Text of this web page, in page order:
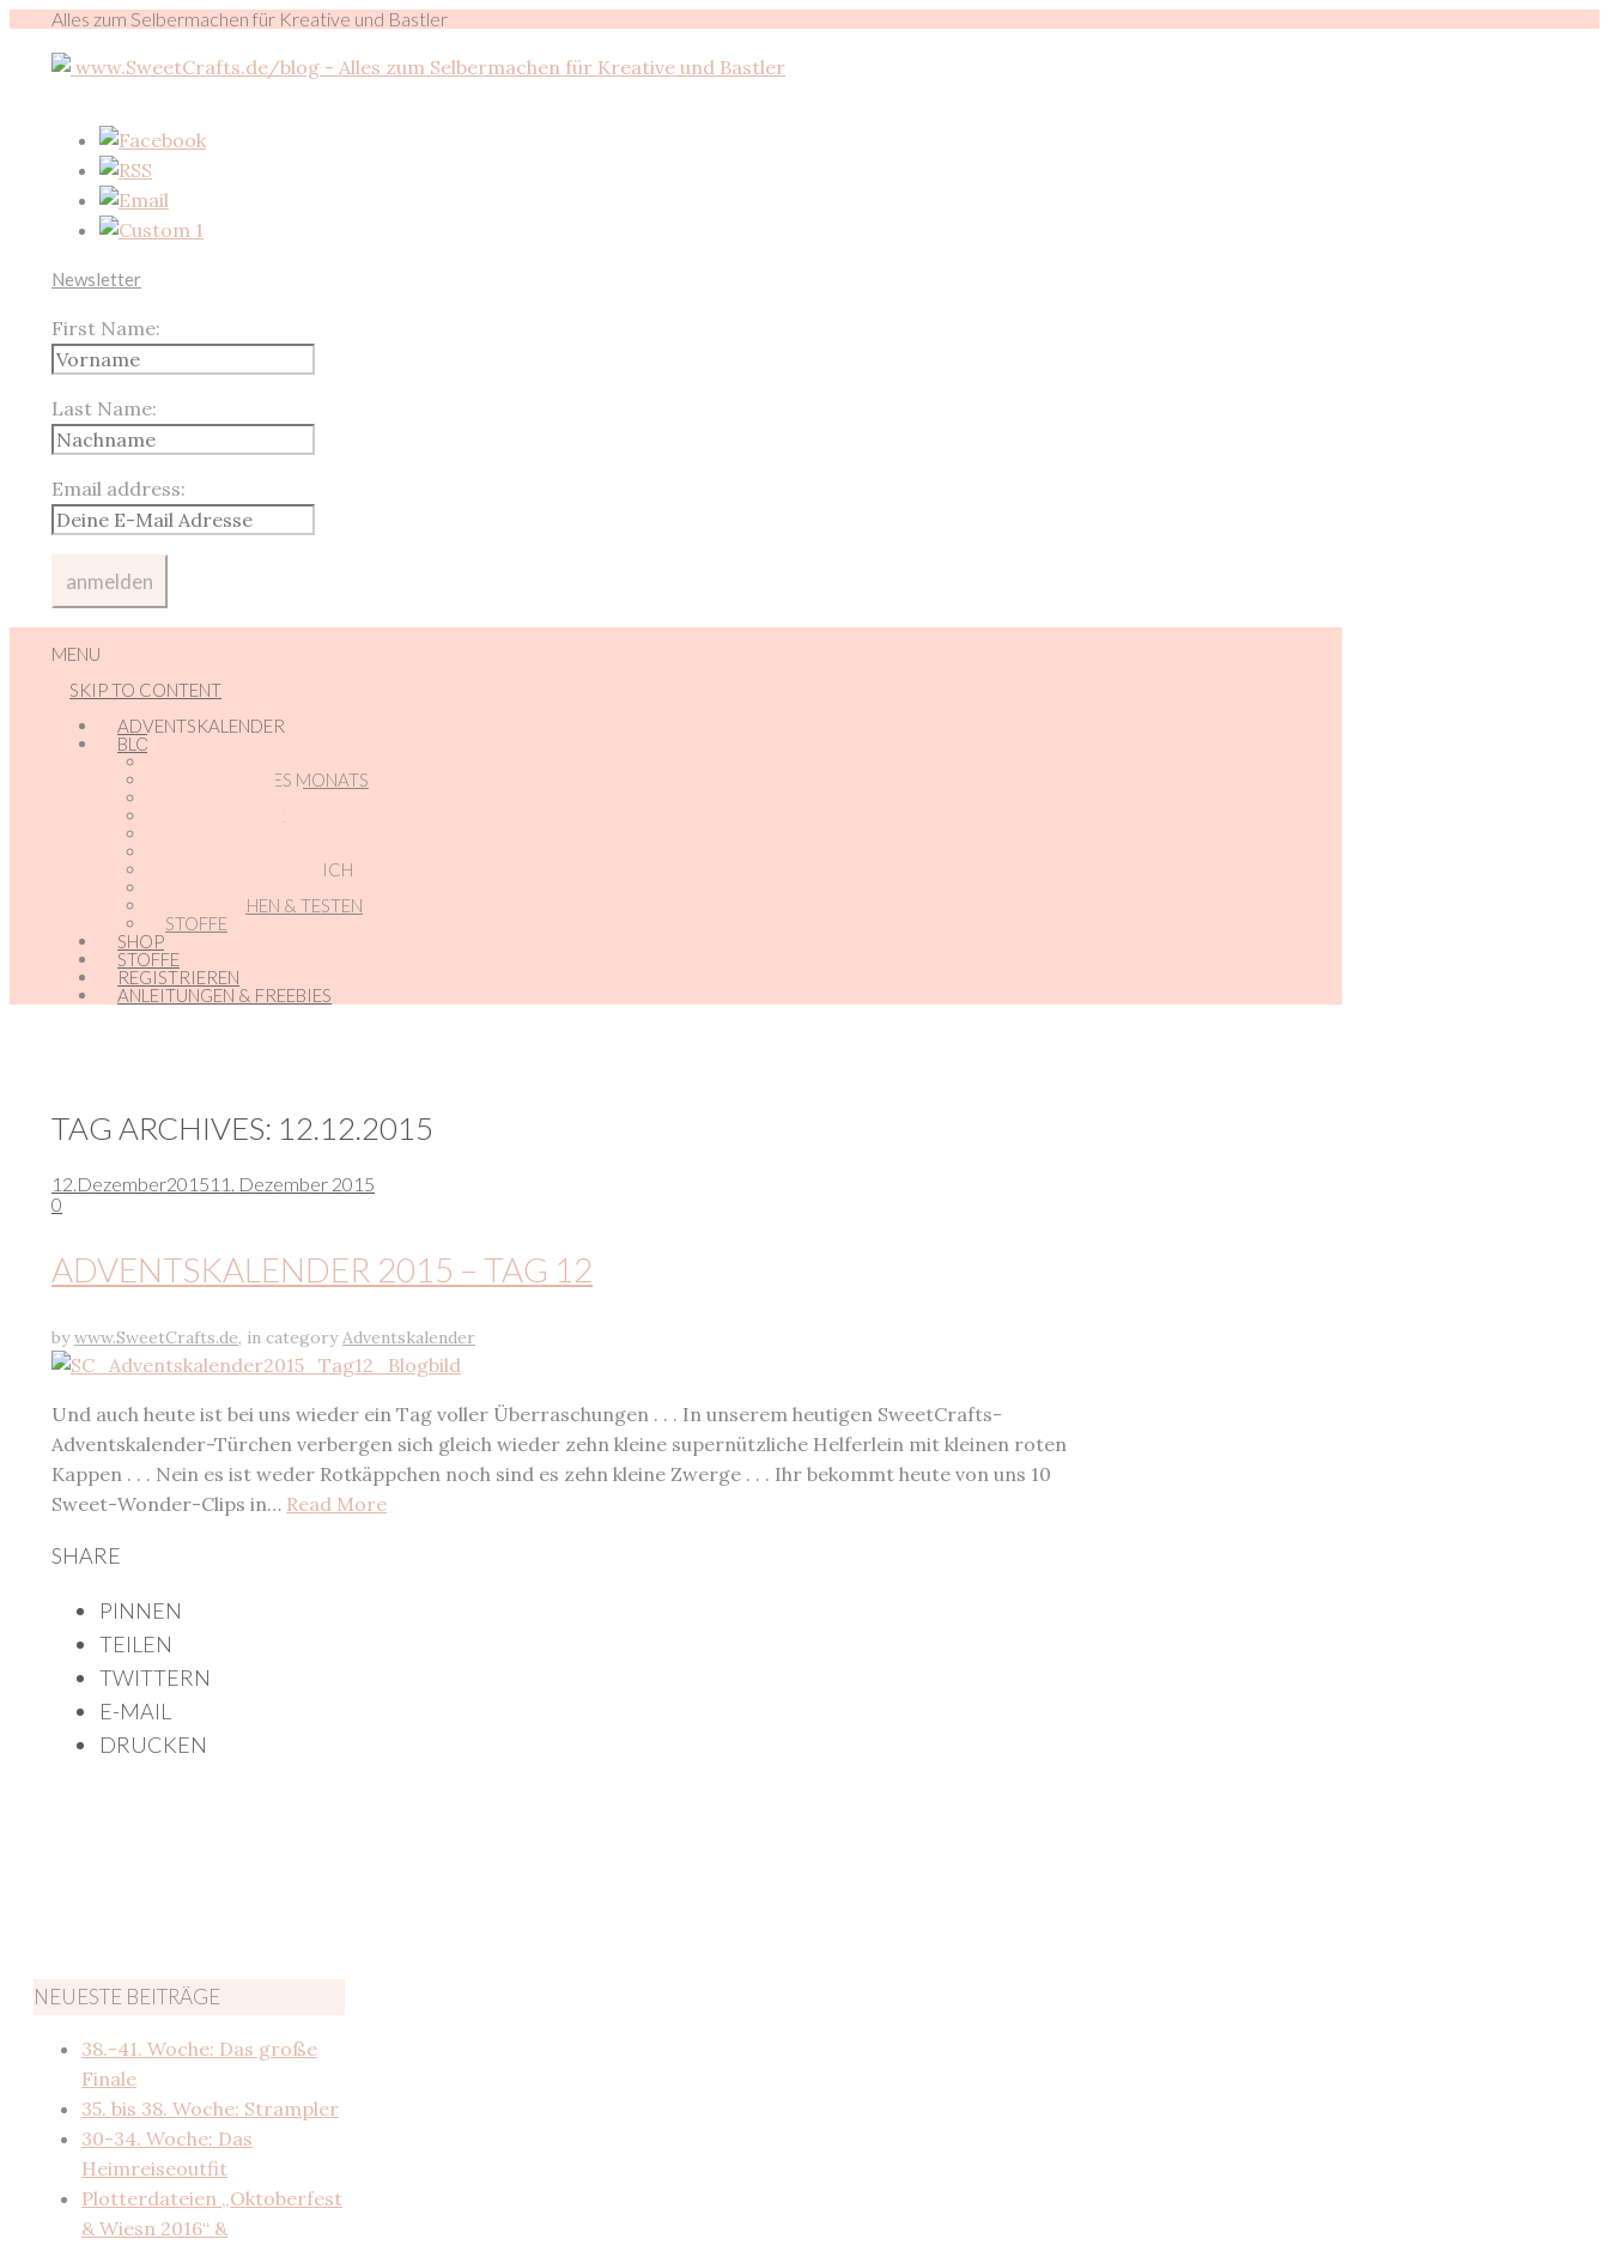
Alles zum Selbermachen für Kreative und Bastler
Newsletter
First Name:
Last Name:
Email address:
MENU
SKIP TO CONTENT
ADVENTSKALENDER
BLOG
ANGEBOTE DES MONATS
BABY – GLÜCK
MARKETING FÜR DICH
PROBENÄHEN & TESTEN
STOFFE
SHOP
STOFFE
REGISTRIEREN
ANLEITUNGEN & FREEBIES
TAG ARCHIVES: 12.12.2015
12.Dezember201511. Dezember 2015
0
ADVENTSKALENDER 2015 – TAG 12
bywww.SweetCrafts.de, in categoryAdventskalender
Und auch heute ist bei uns wieder ein Tag voller Überraschungen . . . In unserem heutigen SweetCrafts-
Adventskalender-Türchen verbergen sich gleich wieder zehn kleine supernützliche Helferlein mit kleinen roten
Kappen . . . Nein es ist weder Rotkäppchen noch sind es zehn kleine Zwerge . . . Ihr bekommt heute von uns 10
Sweet-Wonder-Clips in… Read More
SHARE
PINNEN
TEILEN
TWITTERN
E-MAIL
DRUCKEN
NEUESTE BEITRÄGE
38.-41. Woche: Das große
Finale
35. bis 38. Woche: Strampler
30-34. Woche: Das
Heimreiseoutfit
Plotterdateien „Oktoberfest
& Wiesn 2016“ &